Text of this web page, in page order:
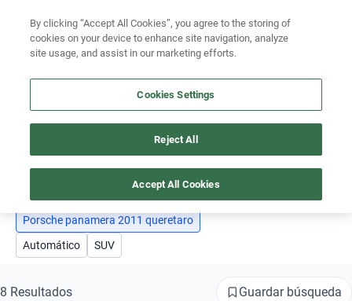
Ubicación
AUTOS PORSCHE PANAMERA 2011 QUERETARO
Busca por marca
Busca por modelo
Busca por marca
Busca por modelo
Busca por versión
1
Porsche panamera 2011 queretaro
Automático
SUV
8 Resultados Guardar búsqueda
By clicking “Accept All Cookies”, you agree to the storing of
cookies on your device to enhance site navigation, analyze
site usage, and assist in our marketing efforts.
Cookies Settings
Reject All
Accept All Cookies